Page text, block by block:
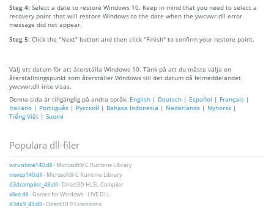
Steg 4: Select a date to restore Windows 10. Keep in mind that you need to select a
recovery point that will restore Windows to the date when the ywcvwr.dll error
message did not appear.
Steg 5: Click the "Next" button and then click "Finish" to confirm your restore point.
Välj ett datum för att återställa Windows 10. Tänk på att du måste välja en
återställningspunkt som återställer Windows till det datum då felmeddelandet
ywcvwr.dll inte visas.
Denna sida är tillgänglig på andra språk: English | Deutsch | Español | Français |
Italiano | Português | Русский | Bahasa Indonesia | Nederlands | Nynorsk |
Tiếng Việt | Suomi
Populära dll-filer
vcruntime140.dll- Microsoft® C Runtime Library
msvcp140.dll- Microsoft® C Runtime Library
d3dcompiler_43.dll- Direct3D HLSL Compiler
xlive.dll- Games for Windows - LIVE DLL
d3dx9_43.dll- Direct3D 9 Extensions